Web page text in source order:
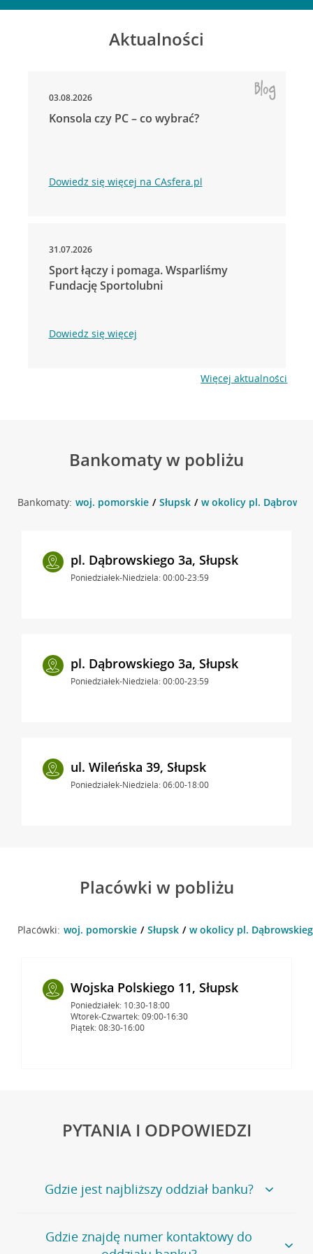
Aktualności
03.08.2026
Konsola czy PC – co wybrać?
Dowiedz się więcej na CAsfera.pl
31.07.2026
Sport łączy i pomaga. Wsparliśmy
Fundację Sportolubni
Dowiedz się więcej
Więcej aktualności
Bankomaty w pobliżu
Bankomaty: woj. pomorskie Słupsk w okolicy pl.
pl. Dąbrowskiego 3a, Słupsk
Poniedziałek-Niedziela: 00:00-23:59
pl. Dąbrowskiego 3a, Słupsk
Poniedziałek-Niedziela: 00:00-23:59
ul. Wileńska 39, Słupsk
Poniedziałek-Niedziela: 06:00-18:00
Placówki w pobliżu
Placówki: woj. pomorskie Słupsk w okolicy pl.
Wojska Polskiego 11, Słupsk
Poniedziałek: 10:30-18:00
Wtorek-Czwartek: 09:00-16:30
Piątek: 08:30-16:00
PYTANIA I ODPOWIEDZI
Gdzie jest najbliższy oddział banku?
Jeśli szukasz oddziału naszego banku, zapraszamy na
stronęPlacówki i bankomaty, na której znajduje się
Gdzie znajdę numer kontaktowy do